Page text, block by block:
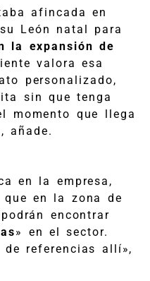
afincada en
León natal para
la expansión de
valora esa
personalizado,
sin que tenga
momento que llega
añade.
en la empresa,
que en la zona de
encontrar
» en el sector.
de referencias allí»,